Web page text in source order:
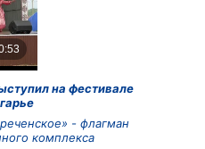
на фестивале
- флагман
комплекса